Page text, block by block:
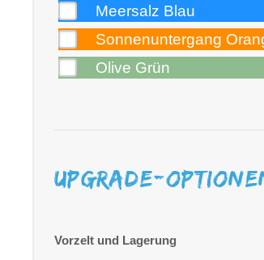
Meersalz Blau
Sonnenuntergang
Olive Grün
Upgrade-
Vorzelt und Lagerung